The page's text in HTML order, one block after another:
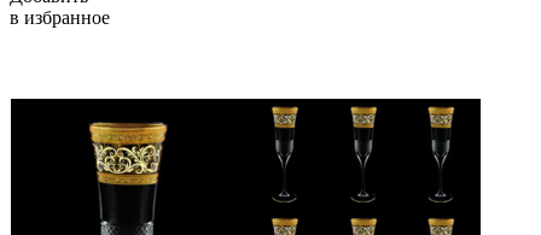
в избранное